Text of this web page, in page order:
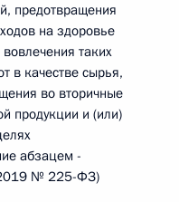
предотвращения
на здоровье
таких
в качестве сырья,
во вторичные
продукции и (или)
абзацем -
№ 225-ФЗ)